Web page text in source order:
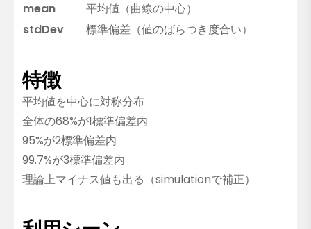
mean
平均値（曲線の中心）
stdDev
標準偏差（値のばらつき度合い）
特徴
平均値を中心に対称分布
全体の68%が1標準偏差内
95%が2標準偏差内
99.7%が3標準偏差内
理論上マイナス値も出る（simulationで補正）